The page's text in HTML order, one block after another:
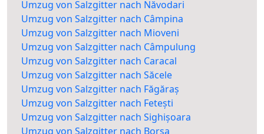
Umzug von Salzgitter nach Năvodari
Umzug von Salzgitter nach Câmpina
Umzug von Salzgitter nach Mioveni
Umzug von Salzgitter nach Câmpulung
Umzug von Salzgitter nach Caracal
Umzug von Salzgitter nach Săcele
Umzug von Salzgitter nach Făgăraș
Umzug von Salzgitter nach Fetești
Umzug von Salzgitter nach Sighișoara
Umzug von Salzgitter nach Borșa